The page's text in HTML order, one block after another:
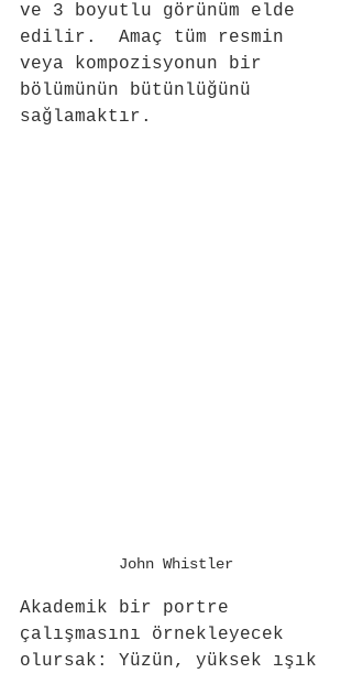
ve 3 boyutlu görünüm elde
edilir.  Amaç tüm resmin
veya kompozisyonun bir
bölümünün bütünlüğünü
sağlamaktır.
John Whistler
Akademik bir portre
çalışmasını örnekleyecek
olursak: Yüzün, yüksek ışık